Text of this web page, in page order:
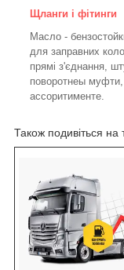
Щланги і фітинги
Масло -
для заправних
прямі з'єднання,
поворотнеы муфти,
ассоритименте.
Також подивіться на